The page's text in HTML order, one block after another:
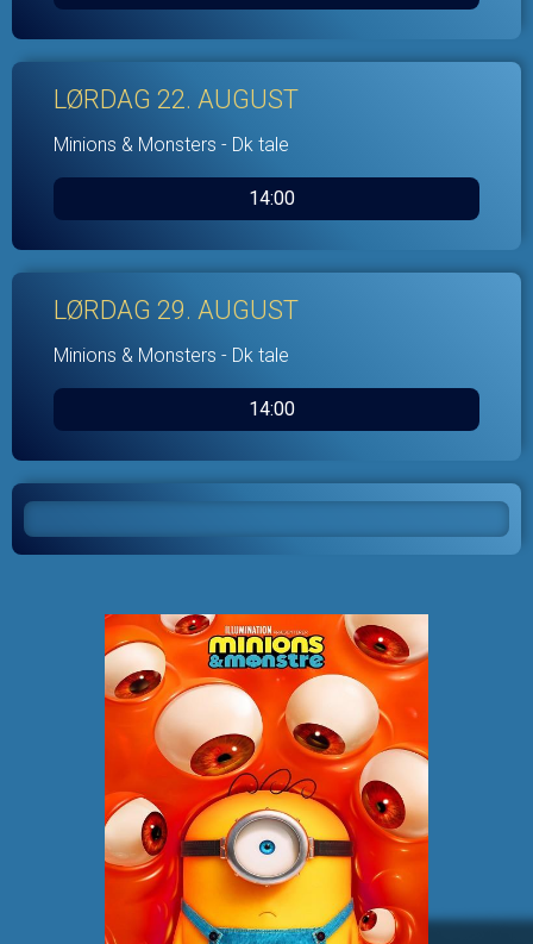
LØRDAG 22. AUGUST
Minions & Monsters - Dk tale
14:00
LØRDAG 29. AUGUST
Minions & Monsters - Dk tale
14:00